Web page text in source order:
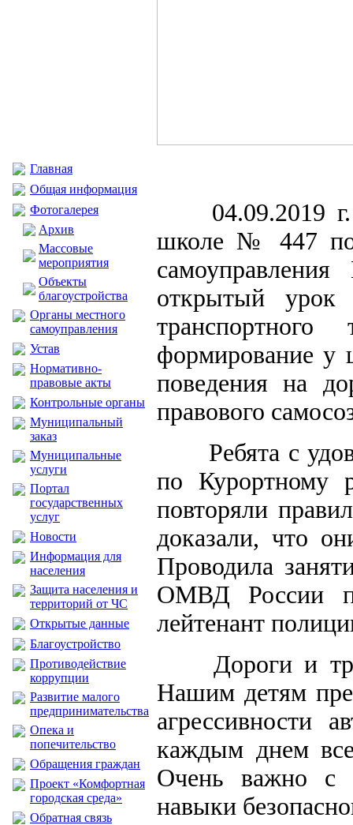
Главная
Общая информация
Фотогалерея
Архив
Массовые
мероприятия
Объекты
благоустройства
Органы местного
самоуправления
Устав
Нормативно-
правовые акты
Контрольные органы
Муниципальный
заказ
Муниципальные
услуги
Портал
государственных
услуг
Новости
Информация для
населения
Защита населения и
территорий от ЧС
Открытые данные
Благоустройство
Противодействие
коррупции
Развитие малого
предпринимательства
Опека и
попечительство
Обращения граждан
Проект «Комфортная
городская среда»
Обратная связь
04.09.2019
школе № 447
открытый урок
формирование у
поведения на
правового
Ребята с
по Курортному
повторяли
доказали, что
Проводила
ОМВД России
лейтенант
Дороги и
Нашим детям
агрессивности
каждым днем все
Очень важно с
навыки